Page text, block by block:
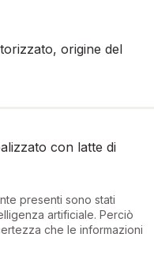
origine del
con latte di
presenti sono stati
artificiale. Perciò
che le informazioni